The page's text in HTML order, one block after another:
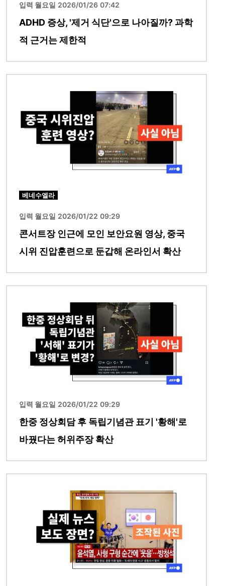
입력 월요일 2026/01/26 07:42
ADHD 증상, '제거 식단'으로 나아질까? 과학
적 근거는 제한적
베네수엘라
입력 월요일 2026/01/22 09:29
콘서트장 인근에 모인 보안요원 영상, 중국
시위 진압훈련으로 둔갑해 온라인서 확산
입력 월요일 2026/01/22 09:29
한중 정상회담 후 독립기념관 표기 '황해'로
바꿨다는 허위주장 확산